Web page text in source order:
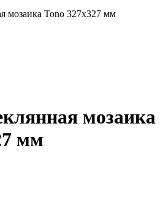
мозаика Tono 327x327 мм
мозаика
мм